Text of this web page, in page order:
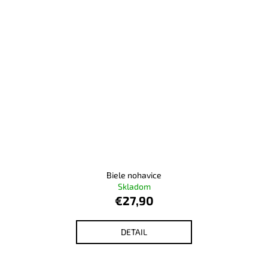
Biele nohavice
Skladom
€27,90
DETAIL